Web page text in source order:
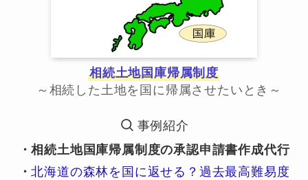
相続土地国庫帰属制度
～相続した土地を国に帰属させたいとき～
事例紹介
・相続土地国庫帰属制度の承認申請書作成代行
・北海道の森林を国に返せる？過去最高難易度